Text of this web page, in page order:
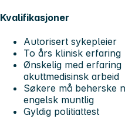
Kvalifikasjoner
Autorisert sykepleier
To års klinisk erfaring
Ønskelig med
akuttmedisinsk arbeid
Søkere må beherske
engelsk muntlig
Gyldig politiattest